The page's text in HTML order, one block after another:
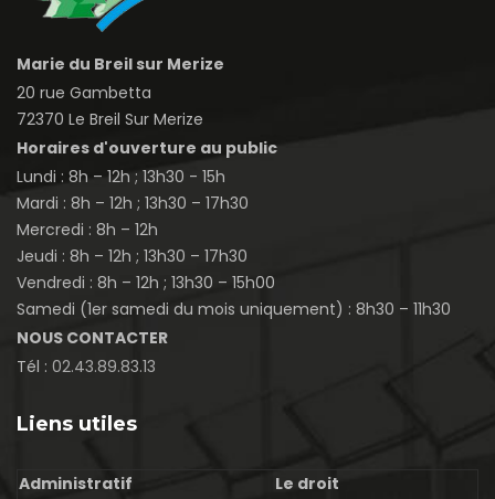
Marie du Breil sur Merize
20 rue Gambetta
72370 Le Breil Sur Merize
Horaires d'ouverture au public
Lundi : 8h – 12h ; 13h30 - 15h
Mardi : 8h – 12h ; 13h30 – 17h30
Mercredi : 8h – 12h
Jeudi : 8h – 12h ; 13h30 – 17h30
Vendredi : 8h – 12h ; 13h30 – 15h00
Samedi (1er samedi du mois uniquement) : 8h30 – 11h30
NOUS CONTACTER
Tél : 02.43.89.83.13
Liens utiles
Administratif
Le droit